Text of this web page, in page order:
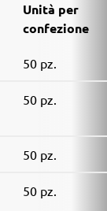
Unità per
confezione
50 pz.
50 pz.
50 pz.
50 pz.